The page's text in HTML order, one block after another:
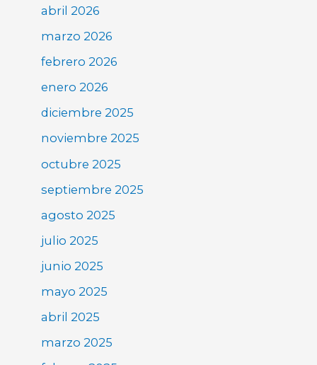
abril 2026
marzo 2026
febrero 2026
enero 2026
diciembre 2025
noviembre 2025
octubre 2025
septiembre 2025
agosto 2025
julio 2025
junio 2025
mayo 2025
abril 2025
marzo 2025